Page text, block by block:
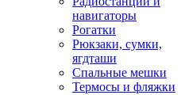
навигаторы
Рогатки
Рюкзаки, сумки,
ягдташи
Спальные мешки
Термосы и фляжки